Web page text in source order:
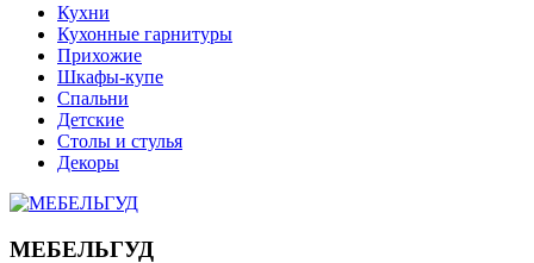
Кухни
Кухонные гарнитуры
Прихожие
Шкафы-купе
Спальни
Детские
Столы и стулья
Декоры
МЕБЕЛЬГУД